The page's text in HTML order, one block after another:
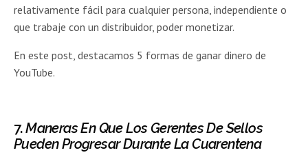
relativamente fácil para cualquier persona, independiente o
que trabaje con un distribuidor, poder monetizar.
En este post, destacamos 5 formas de ganar dinero de
YouTube.
7.Maneras En Que Los Gerentes De Sellos
Pueden Progresar Durante La Cuarentena